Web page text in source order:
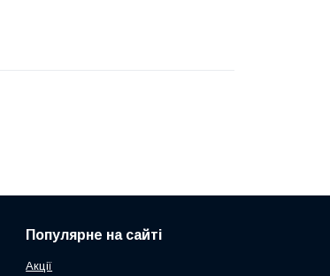
Популярне на сайті
Акції